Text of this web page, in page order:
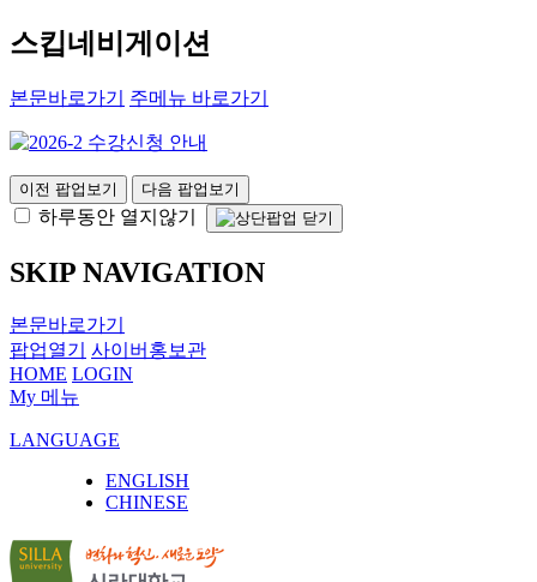
스킵네비게이션
본문바로가기 주메뉴 바로가기
이전 팝업보기 다음 팝업보기
하루동안 열지않기
SKIP NAVIGATION
본문바로가기
팝업열기
사이버홍보관
HOME LOGIN
My 메뉴
LANGUAGE
ENGLISH
CHINESE